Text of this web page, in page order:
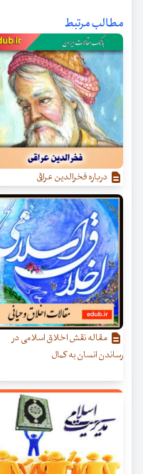
مطالب مرتبط
درباره فخرالدین عراقی
مقاله نقش اخلاق اسلامی در
رساندن انسان به کمال